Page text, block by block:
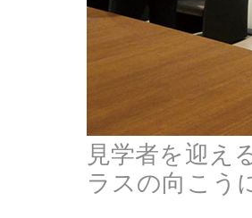
見学者を迎え
ラスの向こう